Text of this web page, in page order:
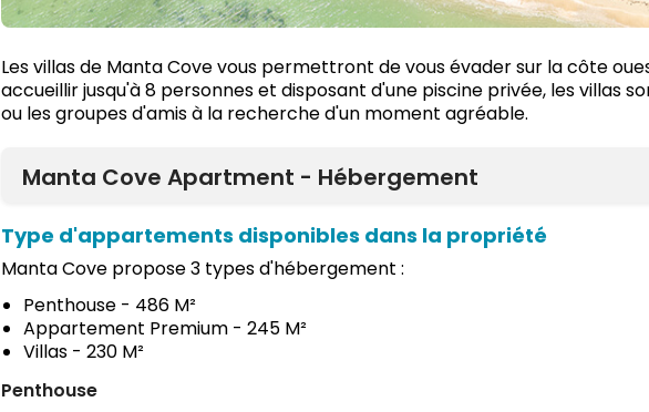
Les villas de Manta Cove vous permettront de vous évader sur la côte
accueillir jusqu'à 8 personnes et disposant d'une piscine privée, les villas
ou les groupes d'amis à la recherche d'un moment agréable.
Manta Cove Apartment - Hébergement
Type d'appartements disponibles dans la propriété
Manta Cove propose 3 types d'hébergement :
Penthouse - 486 M²
Appartement Premium - 245 M²
Villas - 230 M²
Penthouse